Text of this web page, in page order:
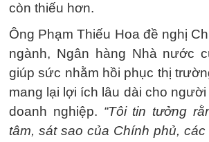
còn thiếu hơn.
Ông Phạm Thiếu Hoa đề nghị
ngành, Ngân hàng Nhà nước
giúp sức nhằm hồi phục thị
mang lại lợi ích lâu dài cho
doanh nghiệp. “Tôi tin tưởng
tâm, sát sao của Chính phủ,